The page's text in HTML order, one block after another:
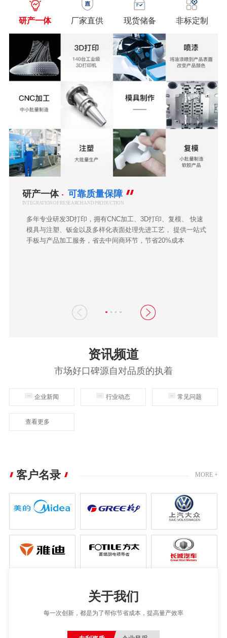
研产一体 厂家直供 现货储备 非标定制
研产一体 可靠质量保障
INTEGRATION OF RESEARCH AND PRODUCTION
多年专业研发3D打印，拥有CNC加工、3D打印、复模、 快速
模具与注塑、钣金以及多样化表面处理先进工艺， 提供一站式
手板与产品加工服务，省去中间商环节，节省20%成本
资讯频道
市场好口碑源自对品质的执着
企业新闻 行业动态 常见问题
查看更多
客户名录 MORE +
关于我们
每一次创新，都是为了帮你节省成本，提高量产效率